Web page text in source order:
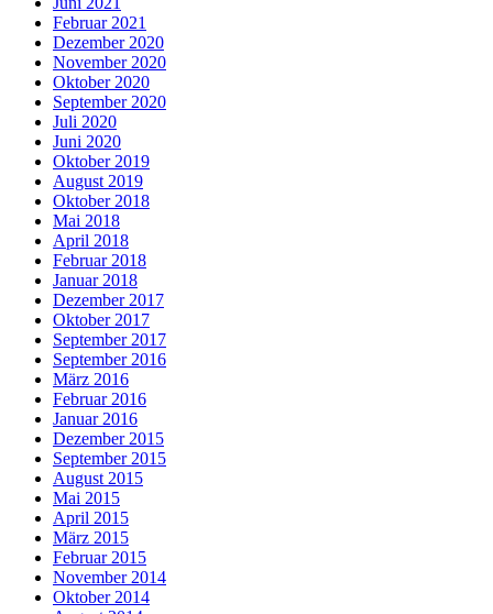
Februar 2021
Dezember 2020
November 2020
Oktober 2020
September 2020
Juli 2020
Juni 2020
Oktober 2019
August 2019
Oktober 2018
Mai 2018
April 2018
Februar 2018
Januar 2018
Dezember 2017
Oktober 2017
September 2017
September 2016
März 2016
Februar 2016
Januar 2016
Dezember 2015
September 2015
August 2015
Mai 2015
April 2015
März 2015
Februar 2015
November 2014
Oktober 2014